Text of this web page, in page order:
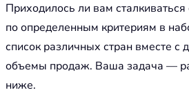
Приходилось ли вам
по определенным критериям в
список различных стран вместе
объемы продаж. Ваша задача —
ниже.